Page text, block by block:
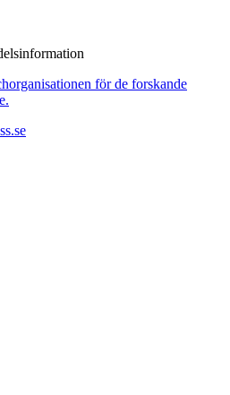
för de forskande